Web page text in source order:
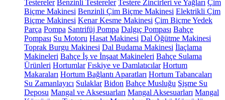
Testereler Benzinli Testereler Testere Zincirleri ve Yağları Çim
Biçme Makinesi Benzinli Çim Biçme Makinesi Elektrikli Çim
Biçme Makinesi Kenar Kesme Makinesi Çim Biçme Yedek
Parça Pompa Santrifüj Pompa Dalgıç Pompası Bahçe
Pompası Su Motoru Hasat Makinesi Dal Öğütme Makinesi
Toprak Burgu Makinesi Dal Budama Makinesi İlaçlama
Makineleri Bahçe İş ve İnşaat Makineleri Bahçe Sulama
Ürünleri Hortumlar Fıskiye ve Damlatıcılar Hortum
Makaraları Hortum Bağlantı Aparatları Hortum Tabancaları
Su Zamanlayıcı Sulaklar Bidon Bahçe Musluğu Şişme Su
Deposu Mangal ve Aksesuarları Mangal Aksesuarları Mangal